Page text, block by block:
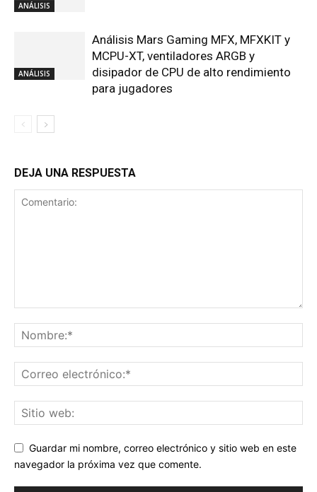
ANÁLISIS
ANÁLISIS
Análisis Mars Gaming MFX, MFXKIT y
MCPU-XT, ventiladores ARGB y
disipador de CPU de alto rendimiento
para jugadores
DEJA UNA RESPUESTA
Guardar mi nombre, correo electrónico y sitio web en este
navegador la próxima vez que comente.